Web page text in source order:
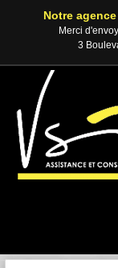
Notre
Merci
3